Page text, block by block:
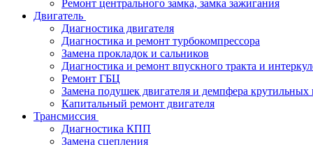
Ремонт центрального замка, замка зажигания
Двигатель
Диагностика двигателя
Диагностика и ремонт турбокомпрессора
Замена прокладок и сальников
Диагностика и ремонт впускного тракта и
Ремонт ГБЦ
Замена подушек двигателя и демпфера крутильных
Капитальный ремонт двигателя
Трансмиссия
Диагностика КПП
Замена сцепления